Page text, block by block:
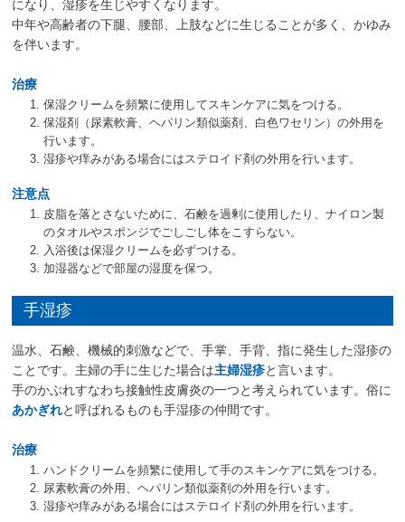
になり、湿疹を生じやすくなります。
中年や高齢者の下腿、腰部、上肢などに生じることが多く、かゆみ
を伴います。
治療
保湿クリームを頻繁に使用してスキンケアに気をつける。
保湿剤（尿素軟膏、ヘパリン類似薬剤、白色ワセリン）の外用を
行います。
湿疹や痒みがある場合にはステロイド剤の外用を行います。
注意点
皮脂を落とさないために、石鹸を過剰に使用したり、ナイロン製
のタオルやスポンジでごしごし体をこすらない。
入浴後は保湿クリームを必ずつける。
加湿器などで部屋の湿度を保つ。
手湿疹
温水、石鹸、機械的刺激などで、手掌、手背、指に発生した湿疹の
ことです。主婦の手に生じた場合は主婦湿疹と言います。
手のかぶれすなわち接触性皮膚炎の一つと考えられています。俗に
あかぎれと呼ばれるものも手湿疹の仲間です。
治療
ハンドクリームを頻繁に使用して手のスキンケアに気をつける。
尿素軟膏の外用、ヘパリン類似薬剤の外用を行います。
湿疹や痒みがある場合にはステロイド剤の外用を行います。